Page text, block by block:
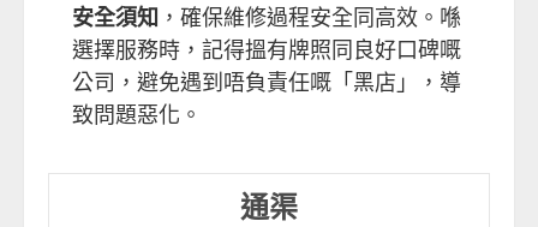
安全須知 ，確保維修過程安全同高效。喺
選擇服務時，記得搵有牌照同良好口碑嘅
公司，避免遇到唔負責任嘅「黑店」，導
致問題惡化。
通渠